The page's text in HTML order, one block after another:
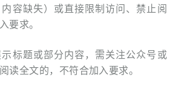
内容缺失）或直接限制访问、禁止阅
要求。
示标题或部分内容，需关注公众号或
读全文的，不符合加入要求。